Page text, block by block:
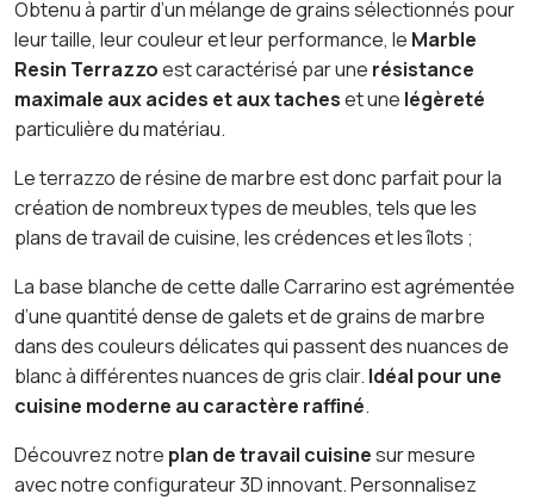
Obtenu à partir d’un mélange de grains sélectionnés pour
leur taille, leur couleur et leur performance, le Marble
Resin Terrazzoest caractérisé par une résistance
maximale aux acides et aux tacheset une légèreté
particulière du matériau.
Le terrazzo de résine de marbre est donc parfait pour la
création de nombreux types de meubles, tels que les
plans de travail de cuisine, les crédences et les îlots ;
La base blanche de cette dalle Carrarino est agrémentée
d’une quantité dense de galets et de grains de marbre
dans des couleurs délicates qui passent des nuances de
blanc à différentes nuances de gris clair. Idéal pour une
cuisine moderne au caractère raffiné.
Découvrez notre plan de travail cuisinesur mesure
avec notre configurateur 3D innovant. Personnalisez